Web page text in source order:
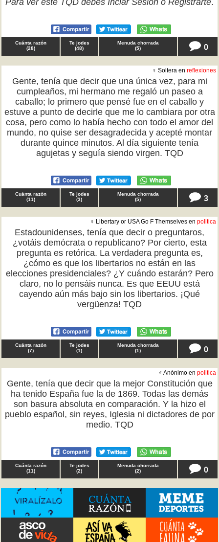
Para ver este TQD debes Inciar Sesión o Registrarte.
Cuánta razón
(28)
Te jodes
(48)
Menuda chorrada
(5) 0
♀ Soltera en reflexiones
Gente, tenía que decir que una única vez, para mi
cumpleaños, mi hermano me regaló un paseo a
caballo; lo primero que pensé fue en el caballo y
estuve a punto de decirle que me lo cambiara por otra
cosa, pero como lo había hecho con todo el amor del
mundo, no quise ser desagradecida y acepté montar
durante quince minutos. Al día siguiente tenía
agujetas y seguía siendo virgen. TQD
Cuánta razón
(11)
Te jodes
(3)
Menuda chorrada
(5) 3
♀ Libertary or USA Go F Themselves en politica
Estadounidenses, tenía que decir o preguntaros,
¿votáis demócrata o republicano? Por cierto, esta
pregunta es retórica. La verdadera pregunta es,
¿cómo es que los libertarios no están en las
elecciones presidenciales? ¿Y cuándo estarán? Pero
claro, no lo pensáis nunca. Es que EEUU está
cayendo aún más bajo sin los libertarios. ¡Qué
vergüenza! TQD
Cuánta razón
(7)
Te jodes
(1)
Menuda chorrada
(1) 0
♂ Anónimo en politica
Gente, tenía que decir que la mejor Constitución que
ha tenido España fue la de 1869. Todas las demás
son basura absoluta en comparación. Y la hizo el
pueblo español, sin reyes, Iglesia ni dictadores de por
medio. TQD
Cuánta razón
(11)
Te jodes
(2)
Menuda chorrada
(2) 0